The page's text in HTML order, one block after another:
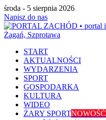
środa - 5 sierpnia 2026
Napisz do nas
START
AKTUALNOŚCI
WYDARZENIA
SPORT
GOSPODARKA
KULTURA
WIDEO
ŻARY SPORTNOWOŚĆ